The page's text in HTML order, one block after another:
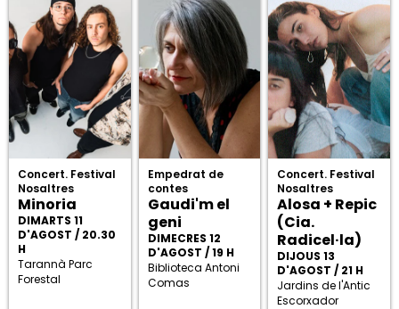
Concert. Festival
Nosaltres
Minoria
DIMARTS 11
D'AGOST / 20.30
H
Tarannà Parc
Forestal
Empedrat de
contes
Gaudi'm el
geni
DIMECRES 12
D'AGOST / 19 H
Biblioteca Antoni
Comas
Concert. Festival
Nosaltres
Alosa + Repic
(Cia.
Radicel·la)
DIJOUS 13
D'AGOST / 21 H
Jardins de l'Antic
Escorxador